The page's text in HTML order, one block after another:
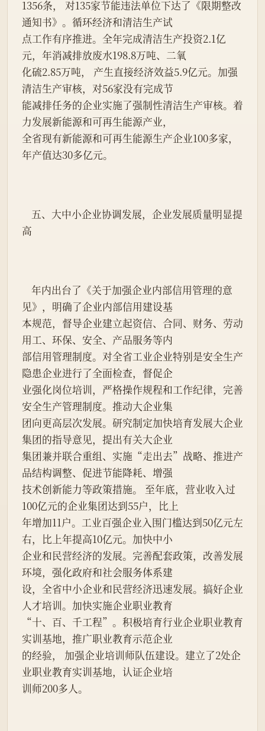
1356条， 对135家节能违法单位下达了《限期整改
通知书》。循环经济和清洁生产试
点工作有序推进。全年完成清洁生产投资2.1亿
元，年消减排放废水198.8万吨、二氧
化硫2.85万吨， 产生直接经济效益5.9亿元。加强
清洁生产审核，对56家没有完成节
能减排任务的企业实施了强制性清洁生产审核。着
力发展新能源和可再生能源产业，
全省现有新能源和可再生能源生产企业100多家，
年产值达30多亿元。
高
见》，明确了企业内部信用建设基
本规范，督导企业建立起资信、合同、财务、劳动
用工、环保、安全、产品服务等内
部信用管理制度。对全省工业企业特别是安全生产
隐患企业进行了全面检查，督促企
业强化岗位培训，严格操作规程和工作纪律，完善
安全生产管理制度。推动大企业集
团向更高层次发展。研究制定加快培育发展大企业
集团的指导意见，提出有关大企业
集团兼并联合重组、实施“走出去”战略、推进产
品结构调整、促进节能降耗、增强
技术创新能力等政策措施。 至年底，营业收入过
100亿元的企业集团达到55户，比上
年增加11户。工业百强企业入围门槛达到50亿元左
右，比上年提高10亿元。加快中小
企业和民营经济的发展。完善配套政策，改善发展
环境，强化政府和社会服务体系建
设，全省中小企业和民营经济迅速发展。搞好企业
人才培训。加快实施企业职业教育
“十、百、千工程”。积极培育行业企业职业教育
实训基地，推广职业教育示范企业
的经验， 加强企业培训师队伍建设。建立了2处企
业职业教育实训基地，认证企业培
训师200多人。